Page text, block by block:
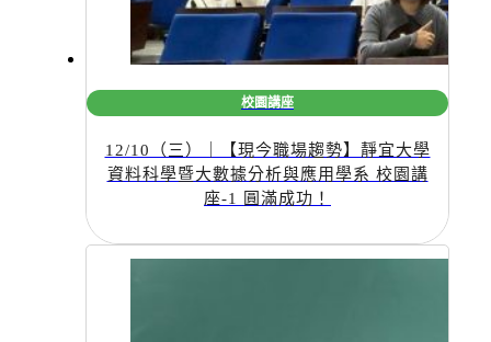
校園講座
12/10（三）｜【現今職場趨勢】靜宜大學
資料科學暨大數據分析與應用學系 校園講
座-1 圓滿成功！